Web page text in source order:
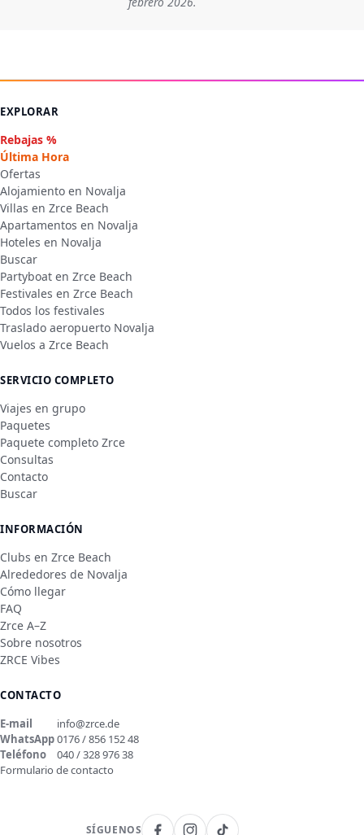
EXPLORAR
Rebajas %
Última Hora
Ofertas
Alojamiento en Novalja
Villas en Zrce Beach
Apartamentos en Novalja
Hoteles en Novalja
Buscar
Partyboat en Zrce Beach
Festivales en Zrce Beach
Todos los festivales
Traslado aeropuerto Novalja
Vuelos a Zrce Beach
SERVICIO COMPLETO
Viajes en grupo
Paquetes
Paquete completo Zrce
Consultas
Contacto
Buscar
INFORMACIÓN
Clubs en Zrce Beach
Alrededores de Novalja
Cómo llegar
FAQ
Zrce A–Z
Sobre nosotros
ZRCE Vibes
CONTACTO
E-mail
info@zrce.de
WhatsApp0176 / 856 152 48
Teléfono
040 / 328 976 38
Formulario de contacto
SÍGUENOS